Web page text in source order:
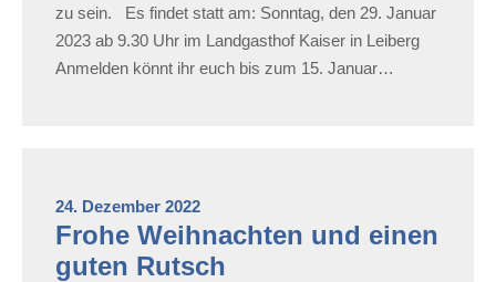
zu sein. Es findet statt am: Sonntag, den 29. Januar
2023 ab 9.30 Uhr im Landgasthof Kaiser in Leiberg
Anmelden könnt ihr euch bis zum 15. Januar…
24. Dezember 2022
Frohe Weihnachten und einen
guten Rutsch